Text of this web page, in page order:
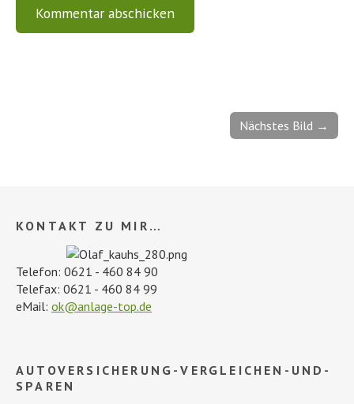
Nächstes Bild →
KONTAKT ZU MIR…
Telefon: 0621 - 460 84 90
Telefax: 0621 - 460 84 99
eMail: ok@anlage-top.de
AUTOVERSICHERUNG-VERGLEICHEN-UND-
SPAREN